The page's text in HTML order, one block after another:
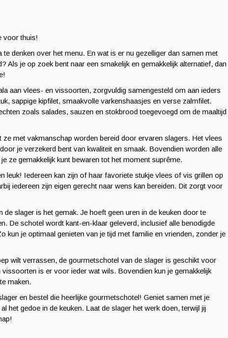
voor thuis!
denken over het menu. En wat is er nu gezelliger dan samen met
Als je op zoek bent naar een smakelijk en gemakkelijk alternatief, dan
aan vlees- en vissoorten, zorgvuldig samengesteld om aan ieders
sappige kipfilet, smaakvolle varkenshaasjes en verse zalmfilet.
zoals salades, sauzen en stokbrood toegevoegd om de maaltijd
met vakmanschap worden bereid door ervaren slagers. Het vlees
je verzekerd bent van kwaliteit en smaak. Bovendien worden alle
ze gemakkelijk kunt bewaren tot het moment suprême.
leuk! Iedereen kan zijn of haar favoriete stukje vlees of vis grillen op
iedereen zijn eigen gerecht naar wens kan bereiden. Dit zorgt voor
slager is het gemak. Je hoeft geen uren in de keuken door te
De schotel wordt kant-en-klaar geleverd, inclusief alle benodigde
kun je optimaal genieten van je tijd met familie en vrienden, zonder je
wilt verrassen, de gourmetschotel van de slager is geschikt voor
is er voor ieder wat wils. Bovendien kun je gemakkelijk
maken.
en bestel die heerlijke gourmetschotel! Geniet samen met je
het gedoe in de keuken. Laat de slager het werk doen, terwijl jij